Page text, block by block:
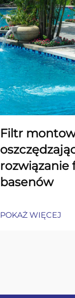
Filtr
rozwiązanie
basenów
POKAŻ WIĘCEJ